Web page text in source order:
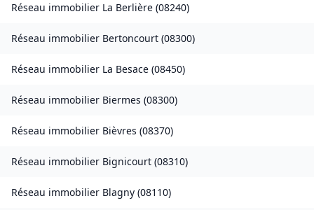
Réseau immobilier La Berlière (08240)
Réseau immobilier Bertoncourt (08300)
Réseau immobilier La Besace (08450)
Réseau immobilier Biermes (08300)
Réseau immobilier Bièvres (08370)
Réseau immobilier Bignicourt (08310)
Réseau immobilier Blagny (08110)